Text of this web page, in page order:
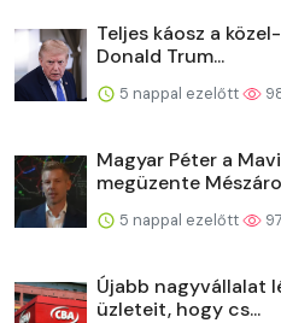
Teljes káosz a
Donald Trum...
5 nappal ezelőtt
Magyar Péter a
megüzente
5 nappal ezelőtt 97
Újabb nagyvállalat
üzleteit, hogy cs...